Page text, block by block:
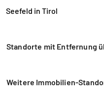
Seefeld in Tirol
Standorte mit Entfernung
Weitere Immobilien-